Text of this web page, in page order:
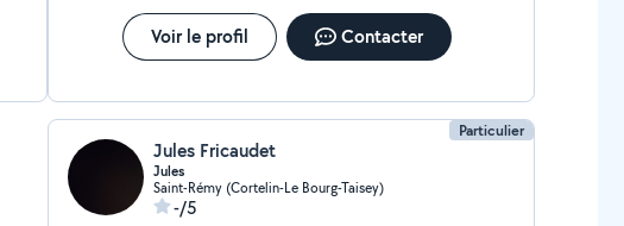
Voir le profil Contacter
Particulier
Jules Fricaudet
Jules
Saint-Rémy (Cortelin-Le Bourg-Taisey)
-/5